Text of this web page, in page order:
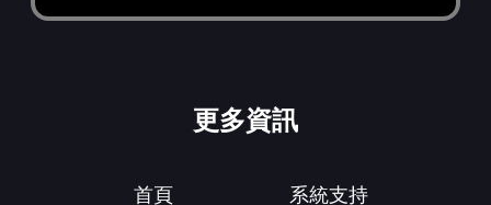
更多資訊
首頁 系統支持